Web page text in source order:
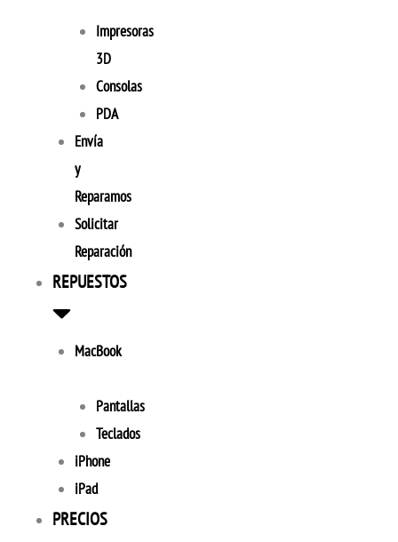
Impresoras
3D
Consolas
PDA
Envía
y
Reparamos
Solicitar
Reparación
REPUESTOS
MacBook
Pantallas
Teclados
iPhone
iPad
PRECIOS